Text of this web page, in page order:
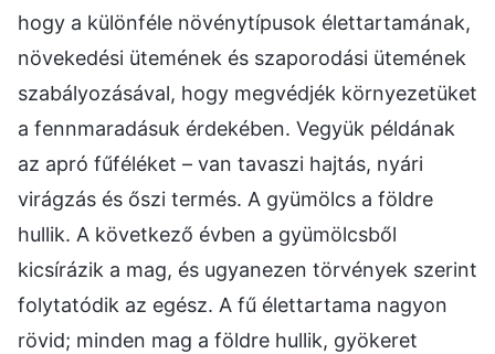
hogy a különféle növénytípusok élettartamának,
növekedési ütemének és szaporodási ütemének
szabályozásával, hogy megvédjék környezetüket
a fennmaradásuk érdekében. Vegyük példának
az apró fűféléket – van tavaszi hajtás, nyári
virágzás és őszi termés. A gyümölcs a földre
hullik. A következő évben a gyümölcsből
kicsírázik a mag, és ugyanezen törvények szerint
folytatódik az egész. A fű élettartama nagyon
rövid; minden mag a földre hullik, gyökeret